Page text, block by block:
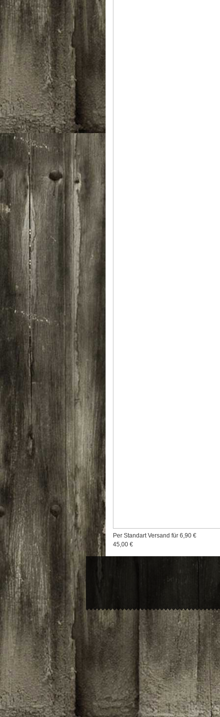
Per Standart Versand für 6,90 €
45,00 €